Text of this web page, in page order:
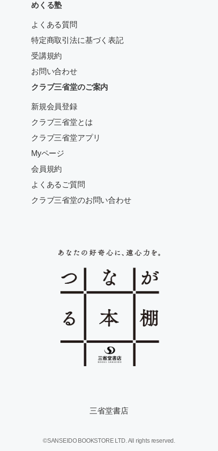
めくる塾
よくある質問
特定商取引法に基づく表記
受講規約
お問い合わせ
クラブ三省堂のご案内
新規会員登録
クラブ三省堂とは
クラブ三省堂アプリ
Myページ
会員規約
よくあるご質問
クラブ三省堂のお問い合わせ
三省堂書店
©SANSEIDO BOOKSTORE LTD. All rights reserved.